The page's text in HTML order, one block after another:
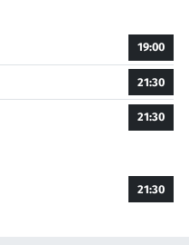
19:00
21:30
21:30
21:30